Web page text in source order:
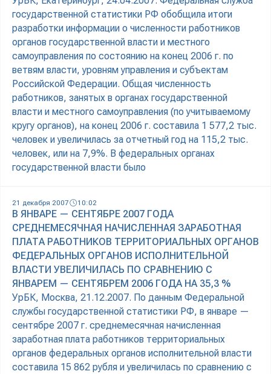
государственной статистики РФ обобщила итоги
разработки информации о численности работников
органов государственной власти и местного
самоуправления по состоянию на конец 2006 г. по
ветвям власти, уровням управления и субъектам
Российской Федерации. Общая численность
работников, занятых в органах государственной
власти и местного самоуправления (по учитываемому
кругу органов), на конец 2006 г. составила 1 577,2 тыс.
человек и увеличилась за отчетный год на 115,2 тыс.
человек, или на 7,9%. В федеральных органах
государственной власти было
21 декабря 2007 10:02
В ЯНВАРЕ — СЕНТЯБРЕ 2007 ГОДА
СРЕДНЕМЕСЯЧНАЯ НАЧИСЛЕННАЯ ЗАРАБОТНАЯ
ПЛАТА РАБОТНИКОВ ТЕРРИТОРИАЛЬНЫХ ОРГАНОВ
ФЕДЕРАЛЬНЫХ ОРГАНОВ ИСПОЛНИТЕЛЬНОЙ
ВЛАСТИ УВЕЛИЧИЛАСЬ ПО СРАВНЕНИЮ С
ЯНВАРЕМ — СЕНТЯБРЕМ 2006 ГОДА НА 35,3 %
УрБК, Москва, 21.12.2007. По данным Федеральной
службы государственной статистики РФ, в январе —
сентябре 2007 г. среднемесячная начисленная
заработная плата работников территориальных
органов федеральных органов исполнительной власти
составила 15 862 рубля и увеличилась по сравнению с